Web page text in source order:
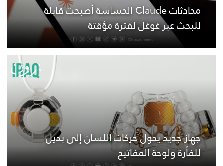
محادثات Claude الحساسة أصبحت قابلة
للبحث عبر غوغل لفترة مؤقتة
جهاز جديد يحول حركات اللسان إلى بديل
للفأرة ولوحة المفاتيح